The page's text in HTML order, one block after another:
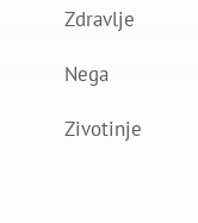
Zdravlje
Nega
Zivotinje